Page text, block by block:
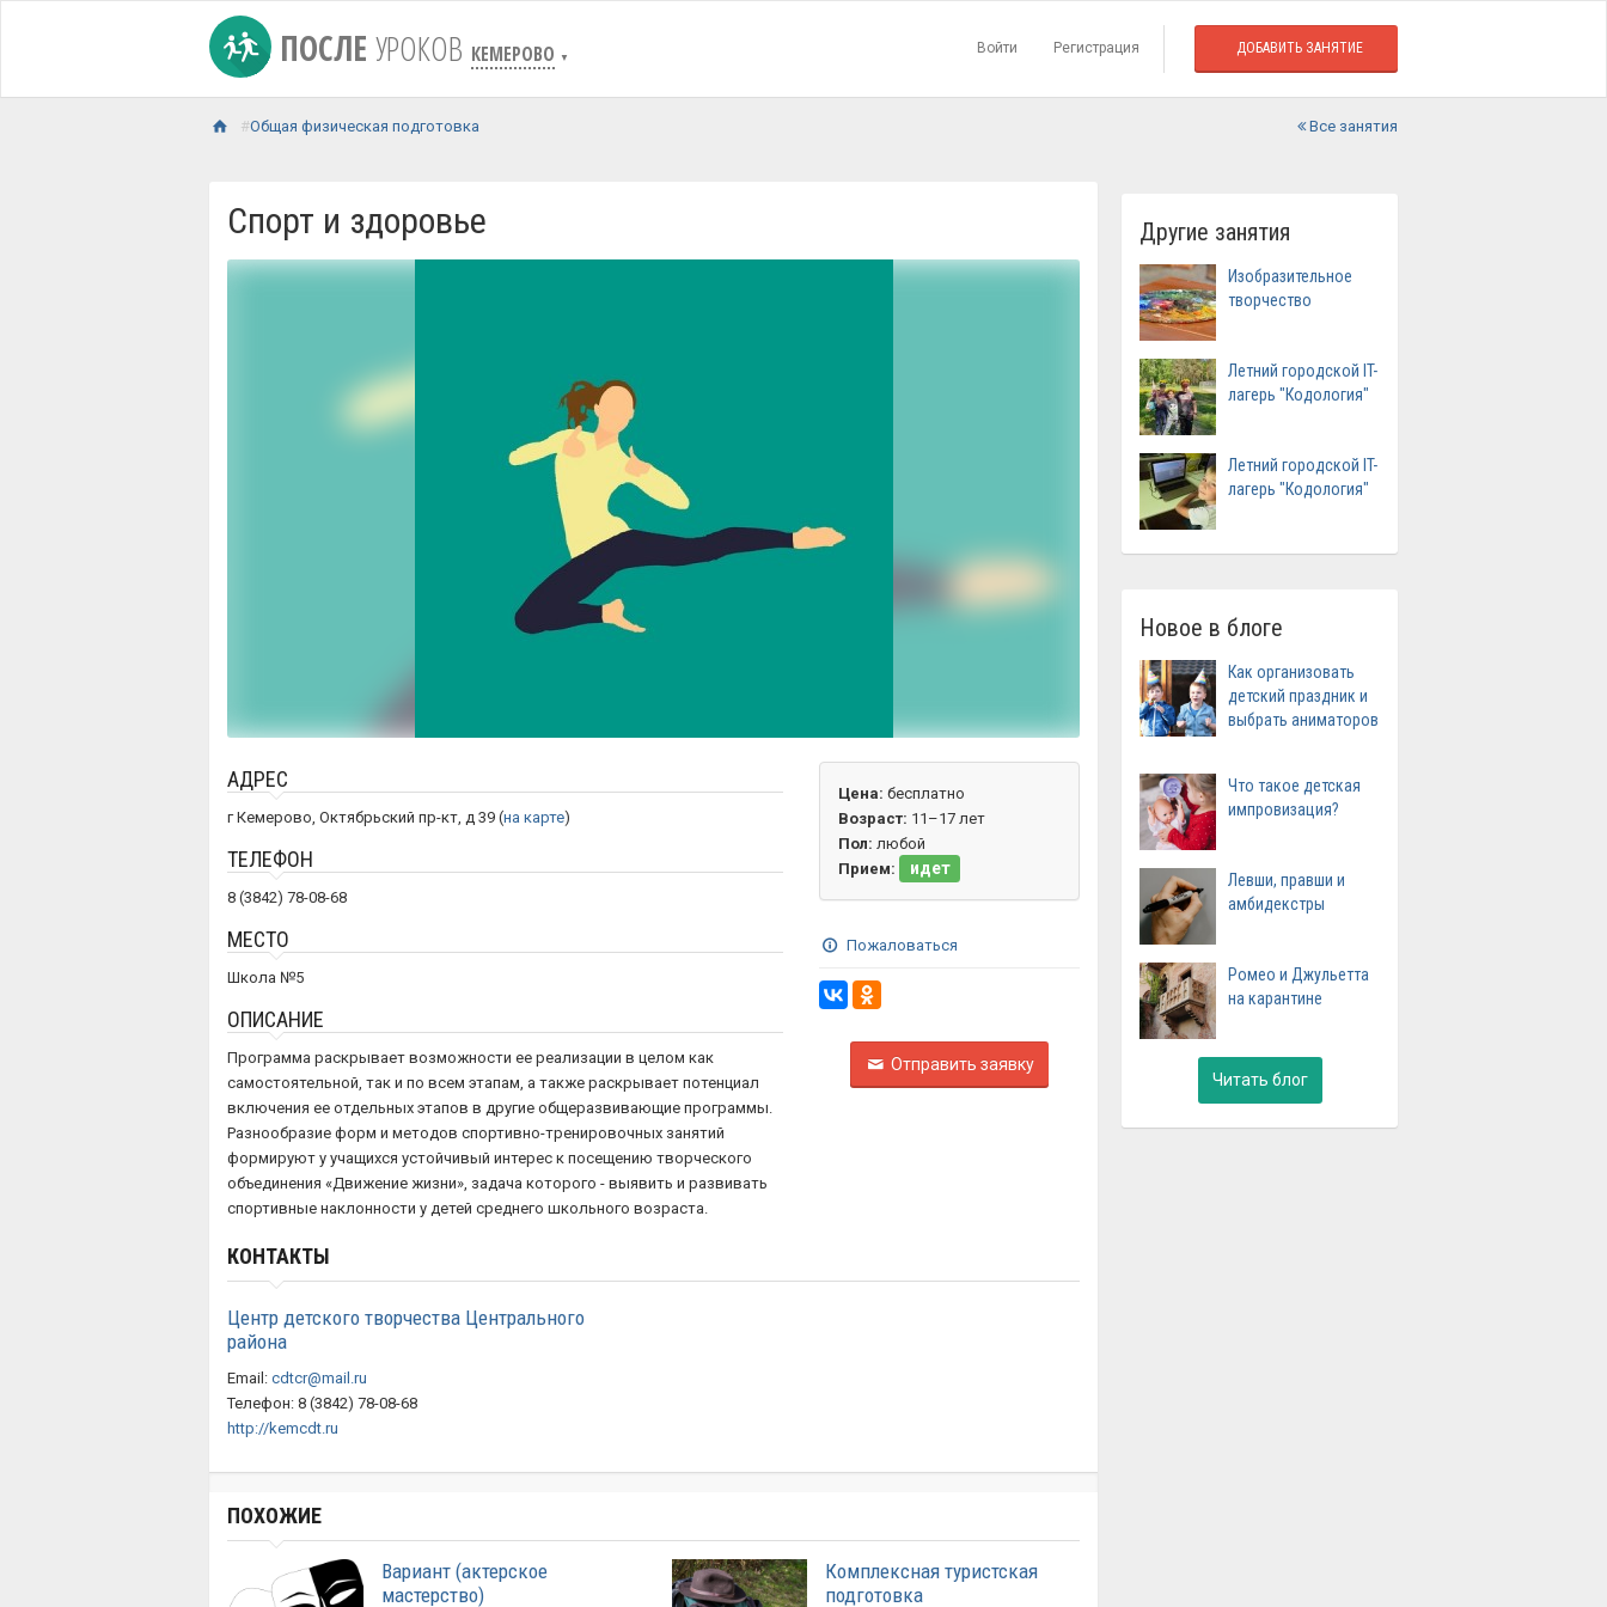
ПОСЛЕ УРОКОВ КЕМЕРОВО ▼
Войти Регистрация ДОБАВИТЬ ЗАНЯТИЕ
Общая физическая подготовка Все занятия
Спорт и здоровье
АДРЕС
г Кемерово, Октябрьский пр-кт, д 39 (на карте)
ТЕЛЕФОН
8 (3842) 78-08-68
МЕСТО
Школа №5
ОПИСАНИЕ
Программа раскрывает возможности ее реализации в целом как
самостоятельной, так и по всем этапам, а также раскрывает потенциал
включения ее отдельных этапов в другие общеразвивающие программы.
Разнообразие форм и методов спортивно-тренировочных занятий
формируют у учащихся устойчивый интерес к посещению творческого
объединения «Движение жизни», задача которого - выявить и развивать
спортивные наклонности у детей среднего школьного возраста.
Цена: бесплатно
Возраст: 11–17 лет
Пол: любой
Прием:
идет
Пожаловаться
Отправить заявку
КОНТАКТЫ
Центр детского творчества Центрального
района
Email: cdtcr@mail.ru
Телефон: 8 (3842) 78-08-68
http://kemcdt.ru
ПОХОЖИЕ
Вариант (актерское
мастерство)
Комплексная туристская
подготовка
Другие занятия
Изобразительное
творчество
Летний городской IT-
лагерь "Кодология"
Летний городской IT-
лагерь "Кодология"
Новое в блоге
Как организовать
детский праздник и
выбрать аниматоров
Что такое детская
импровизация?
Левши, правши и
амбидекстры
Ромео и Джульетта
на карантине
Читать блог